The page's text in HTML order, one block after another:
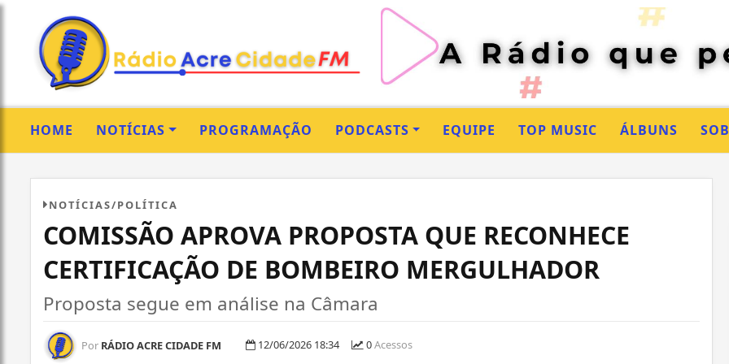
HOME NOTÍCIAS PROGRAMAÇÃO PODCASTS EQUIPE TOP MUSIC ÁLBUNS
NOTÍCIAS/POLÍTICA
COMISSÃO APROVA PROPOSTA QUE RECONHECE
CERTIFICAÇÃO DE BOMBEIRO MERGULHADOR
Proposta segue em análise na Câmara
Por RÁDIO ACRE CIDADE FM 12/06/2026 18:34 0Acessos